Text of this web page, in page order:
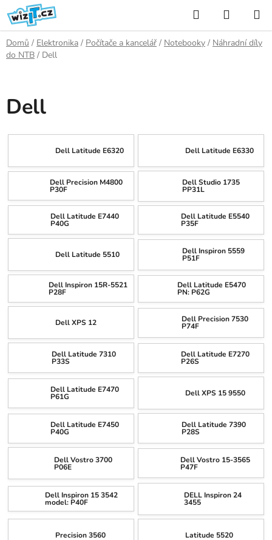
Přejít
na
obsah
Hledat
KOŠÍK
Domů / Elektronika / Počítače a kancelář / Notebooky / Náhradní díly
do NTB / Dell
Dell
Dell Latitude E6320 Dell Latitude E6330
Dell Precision M4800
P30F
Dell Studio 1735
PP31L
Dell Latitude E7440
P40G
Dell Latitude E5540
P35F
Dell Latitude 5510 Dell Inspiron 5559
P51F
Dell Inspiron 15R-5521
P28F
Dell Latitude E5470
PN: P62G
Dell XPS 12 Dell Precision 7530
P74F
Dell Latitude 7310
P33S
Dell Latitude E7270
P26S
Dell Latitude E7470
P61G Dell XPS 15 9550
Dell Latitude E7450
P40G
Dell Latitude 7390
P28S
Dell Vostro 3700
P06E
Dell Vostro 15-3565
P47F
Dell Inspiron 15 3542
model: P40F
DELL Inspiron 24
3455
Precision 3560 Latitude 5520